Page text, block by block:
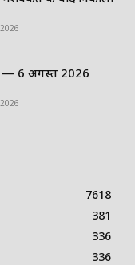
6 अगस्त 2026
7618
381
336
336